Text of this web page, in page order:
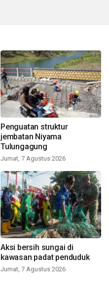
Penguatan struktur
jembatan Niyama
Tulungagung
Jumat, 7 Agustus 2026
Aksi bersih sungai di
kawasan padat penduduk
Jumat, 7 Agustus 2026